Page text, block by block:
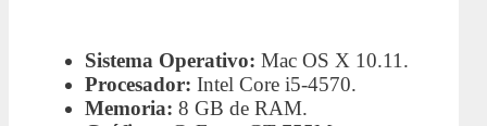
Sistema Operativo: Mac OS X 10.11.
Procesador: Intel Core i5-4570.
Memoria: 8 GB de RAM.